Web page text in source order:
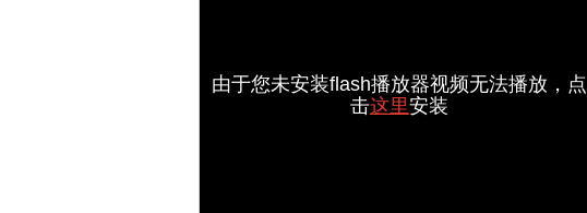
由于您未安装flash播放器视频无法播放，点
击这里安装